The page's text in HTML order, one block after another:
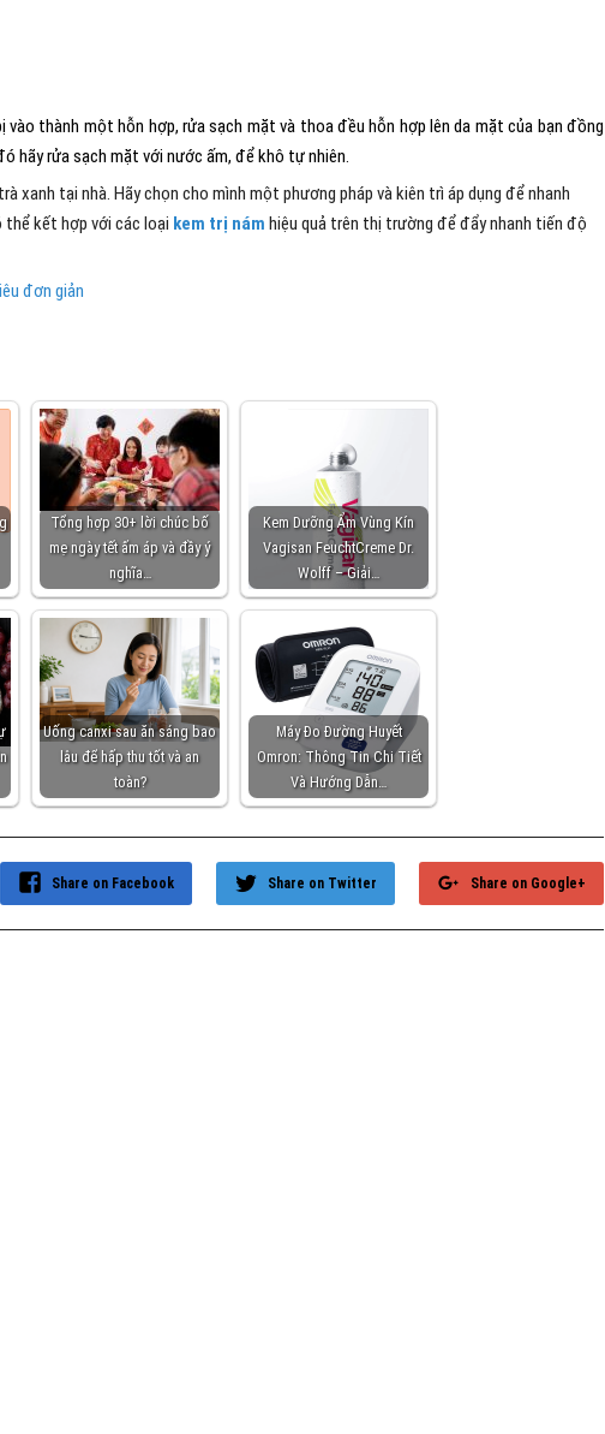
vào thành một hỗn hợp, rửa sạch mặt và thoa đều hỗn hợp lên da mặt của bạn đồng
hãy rửa sạch mặt với nước ấm, để khô tự nhiên.
xanh tại nhà. Hãy chọn cho mình một phương pháp và kiên trì áp dụng để nhanh
thể kết hợp với các loại kem trị nám hiệu quả trên thị trường để đẩy nhanh tiến độ
đơn giản
Tổng hợp 30+ lời chúc bố
mẹ ngày tết ấm áp và đầy ý
nghĩa…
Kem Dưỡng Ẩm Vùng Kín
Vagisan FeuchtCreme Dr.
Wolff – Giải…
Uống canxi sau ăn sáng bao
lâu để hấp thu tốt và an
toàn?
Máy Đo Đường Huyết
Omron: Thông Tin Chi Tiết
Và Hướng Dẫn…
Share on Google+
Share on Twitter
Share on Facebook